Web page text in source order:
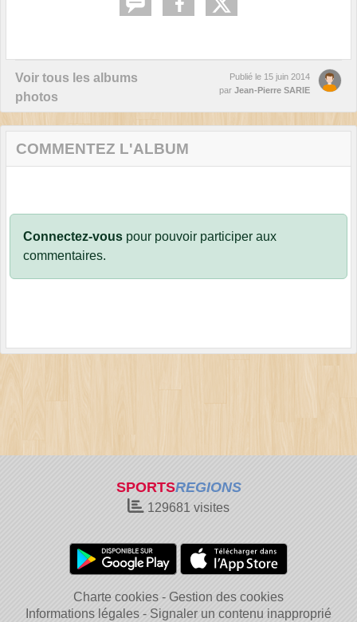
Voir tous les albums
photos
Publié le 15 juin 2014
par Jean-Pierre SARIE
COMMENTEZ L'ALBUM
Connectez-vous pour pouvoir participer aux
commentaires.
SPORTSREGIONS
129681 visites
Charte cookies
Gestion des cookies
Informations légales
Signaler un contenu inapproprié